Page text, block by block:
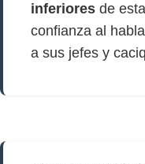
inferiores de
confianza al
a sus jefes y